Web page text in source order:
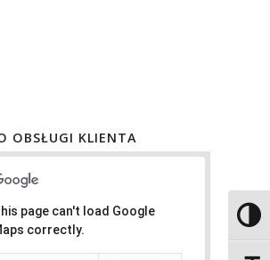
OBSŁUGI KLIENTA
page can't load Google
correctly.